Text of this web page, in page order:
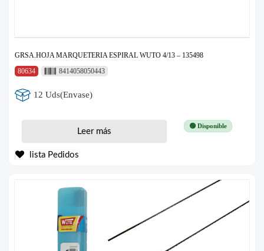
GRSA.HOJA MARQUETERIA ESPIRAL WUTO 4/13 – 135498
80634
8414058050443
12 Uds(Envase)
🟢 Disponible
Leer más
lista Pedidos